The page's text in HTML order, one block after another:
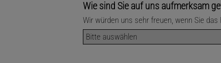
Wie sind Sie auf uns aufmerksam
Wir würden uns sehr freuen, wenn Sie